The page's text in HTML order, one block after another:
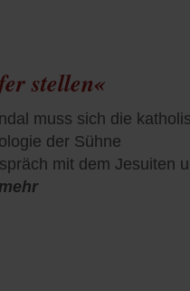
stellen«
muss sich die
der Sühne
mit dem Jesuiten